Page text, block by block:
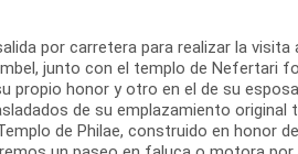
por carretera para realizar la
junto con el templo de Nefertari
propio honor y otro en el de su
de su emplazamiento
de Philae, construido en honor